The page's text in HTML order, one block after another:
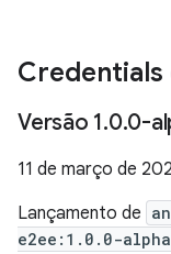
Credentials
Versão 1.0.0-
11 de março de
Lançamento de
e2ee:1.0.0-